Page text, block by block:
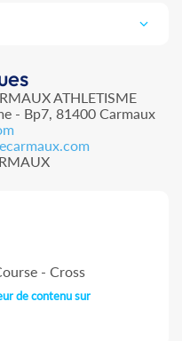
ATHLETISME
- Bp7, 81400 Carmaux
- Cross
de contenu sur